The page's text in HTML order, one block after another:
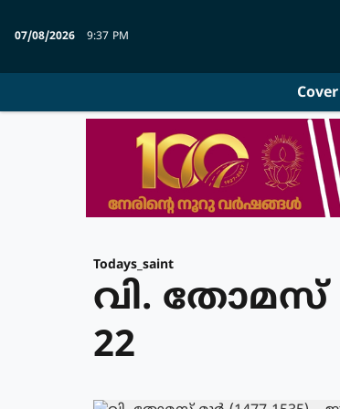
07/08/2026 9:37 PM
Todays_saint
വി. തോമസ്
22